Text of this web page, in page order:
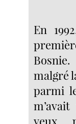
En
malgré
parmi
yeux,